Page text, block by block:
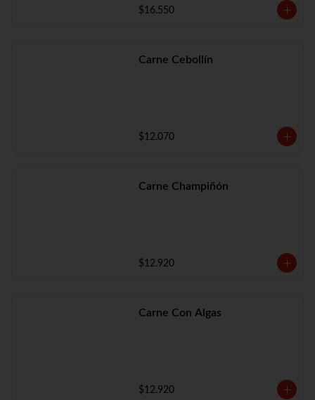
$16.550
Carne Cebollín
$12.070
Carne Champiñón
$12.920
Carne Con Algas
$12.920